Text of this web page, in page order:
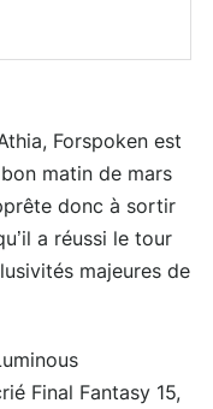
Forspoken est
matin de mars
donc à sortir
a réussi le tour
majeures de
Final Fantasy 15,